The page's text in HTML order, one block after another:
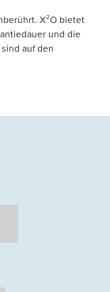
X²O bietet
und die
auf den